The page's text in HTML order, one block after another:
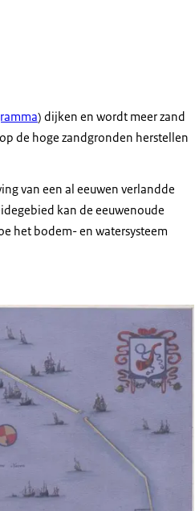
) dijken en wordt meer zand
de hoge zandgronden herstellen
van een al eeuwen verlandde
kan de eeuwenoude
het bodem- en watersysteem